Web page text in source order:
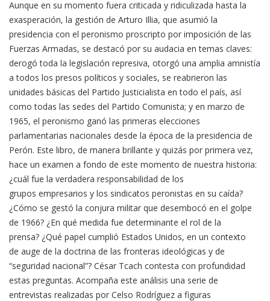
Aunque en su momento fuera criticada y ridiculizada hasta la
exasperación, la gestión de Arturo Illia, que asumió la
presidencia con el peronismo proscripto por imposición de las
Fuerzas Armadas, se destacó por su audacia en temas claves:
derogó toda la legislación represiva, otorgó una amplia amnistía
a todos los presos políticos y sociales, se reabrieron las
unidades básicas del Partido Justicialista en todo el país, así
como todas las sedes del Partido Comunista; y en marzo de
1965, el peronismo ganó las primeras elecciones
parlamentarias nacionales desde la época de la presidencia de
Perón. Este libro, de manera brillante y quizás por primera vez,
hace un examen a fondo de este momento de nuestra historia:
¿cuál fue la verdadera responsabilidad de los
grupos empresarios y los sindicatos peronistas en su caída?
¿Cómo se gestó la conjura militar que desembocó en el golpe
de 1966? ¿En qué medida fue determinante el rol de la
prensa? ¿Qué papel cumplió Estados Unidos, en un contexto
de auge de la doctrina de las fronteras ideológicas y de
“seguridad nacional”? César Tcach contesta con profundidad
estas preguntas. Acompaña este análisis una serie de
entrevistas realizadas por Celso Rodríguez a figuras